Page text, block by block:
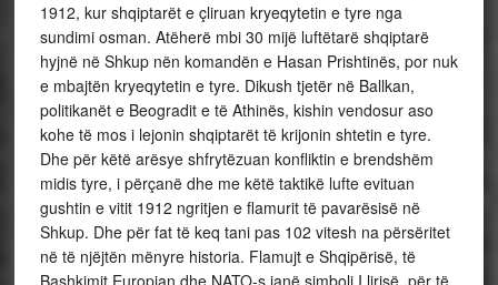
1912, kur shqiptarët e çliruan kryeqytetin e tyre nga
sundimi osman. Atëherë mbi 30 mijë luftëtarë shqiptarë
hyjnë në Shkup nën komandën e Hasan Prishtinës, por nuk
e mbajtën kryeqytetin e tyre. Dikush tjetër në Ballkan,
politikanët e Beogradit e të Athinës, kishin vendosur aso
kohe të mos i lejonin shqiptarët të krijonin shtetin e tyre.
Dhe për këtë arësye shfrytëzuan konfliktin e brendshëm
midis tyre, i përçanë dhe me këtë taktikë lufte evituan
gushtin e vitit 1912 ngritjen e flamurit të pavarësisë në
Shkup. Dhe për fat të keq tani pas 102 vitesh na përsëritet
në të njëjtën mënyre historia. Flamujt e Shqipërisë, të
Bashkimit Europian dhe NATO-s janë simboli I lirisë, për të